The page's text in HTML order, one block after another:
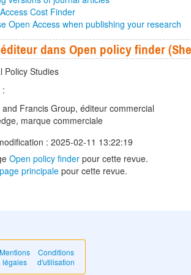
Cost Finder
Open Access when publishing your research
dans Open policy finder
Policy Studies
:
and Francis Group, éditeur commercial
marque commerciale
: 2025-02-11 13:22:19
Open policy finder pour cette revue.
page principale pour cette revue.
Mentions
légales
Conditions
d'utilisation